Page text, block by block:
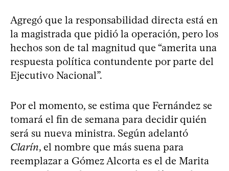
Agregó que la responsabilidad directa está en
la magistrada que pidió la operación, pero los
hechos son de tal magnitud que “amerita una
respuesta política contundente por parte del
Ejecutivo Nacional”.
Por el momento, se estima que Fernández se
tomará el fin de semana para decidir quién
será su nueva ministra. Según adelantó
Clarín, el nombre que más suena para
reemplazar a Gómez Alcorta es el de Marita